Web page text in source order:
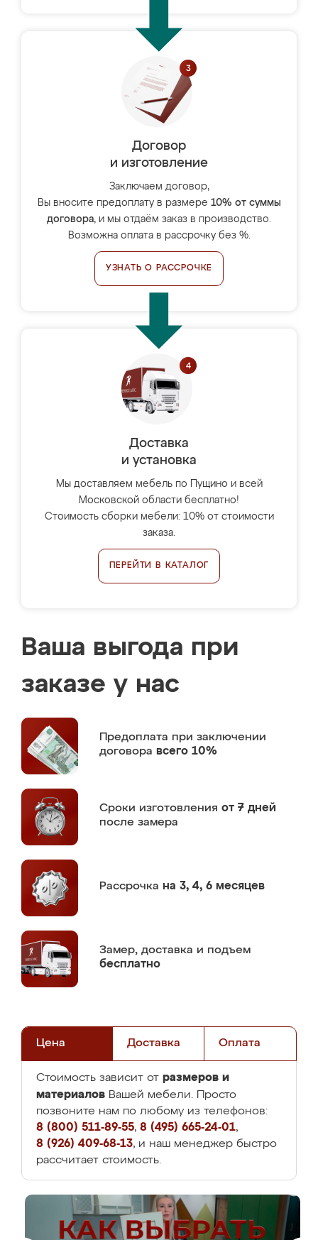
Договор
и изготовление
Заключаем договор,
Вы вносите предоплату в размере 10% от суммы
договора, и мы отдаём заказ в производство.
Возможна оплата в рассрочку без %.
УЗНАТЬ О РАССРОЧКЕ
Доставка
и установка
Мы доставляем мебель по Пущино и всей
Московской области бесплатно!
Стоимость сборки мебели: 10% от стоимости
заказа.
ПЕРЕЙТИ В КАТАЛОГ
Ваша выгода при
заказе у нас
Предоплата при заключении
договора всего 10%
Сроки изготовления от 7 дней
после замера
Рассрочка на 3, 4, 6 месяцев
Замер, доставка и подъем
бесплатно
Цена Доставка Оплата
Стоимость зависит от размеров и
материалов Вашей мебели. Просто
позвоните нам по любому из телефонов:
8 (800) 511-89-55, 8 (495) 665-24-01,
8 (926) 409-68-13, и наш менеджер быстро
рассчитает стоимость.